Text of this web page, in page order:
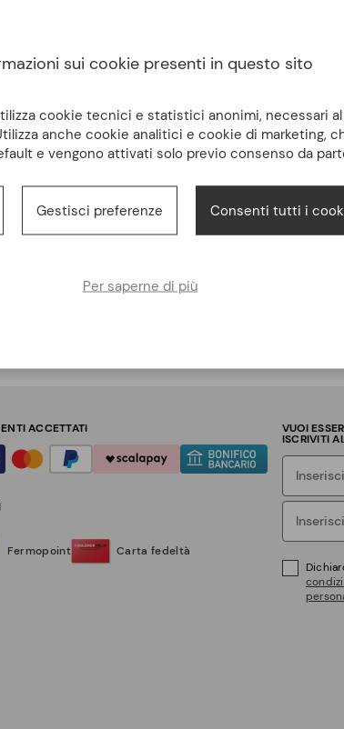
Dichiaro di avere letto e di
trattamento dei dati personali
INVIA
ACCETTATI
Fermopoint Carta fedeltà
VUOI
ISCRIVITI
sui cookie presenti in questo sito
cookie tecnici e statistici anonimi, necessari
anche cookie analitici e cookie di marketing,
e vengono attivati solo previo consenso da
Gestisci preferenze Consenti tutti i
Per saperne di più